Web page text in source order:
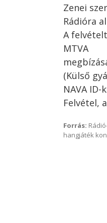
Zenei
Rádióra
A
MTVA
(Külső
NAVA ID-
Felvétel,
Forrás:
hangjáték